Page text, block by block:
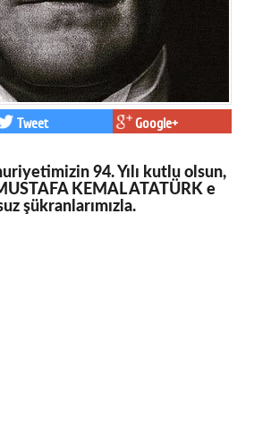
Tweet Google+
94. Yılı kutlu olsun,
KEMAL ATATÜRK e
şükranlarımızla.